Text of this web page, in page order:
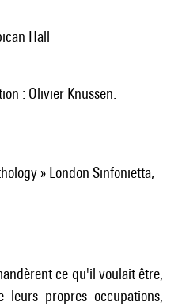
Hall
: Olivier Knussen.
» London Sinfonietta,
ce qu'il voulait être,
propres occupations,